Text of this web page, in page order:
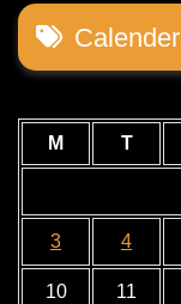
Calender
M T
3 4
10 11